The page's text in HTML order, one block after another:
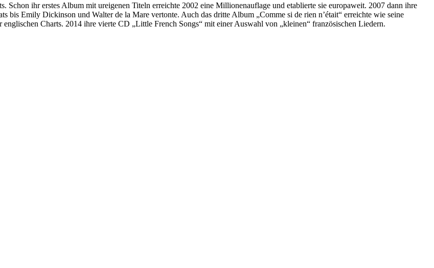
Schon ihr erstes Album mit ureigenen Titeln erreichte 2002 eine Millionenauflage und etablierte sie europaweit. 2007 dann ihre
bis Emily Dickinson und Walter de la Mare vertonte. Auch das dritte Album „Comme si de rien n’était“ erreichte wie seine
Charts. 2014 ihre vierte CD „Little French Songs“ mit einer Auswahl von „kleinen“ französischen Liedern.